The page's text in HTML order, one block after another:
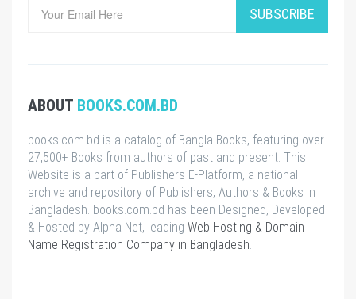
SUBSCRIBE
ABOUT BOOKS.COM.BD
books.com.bd is a catalog of Bangla Books, featuring over
27,500+ Books from authors of past and present. This
Website is a part of Publishers E-Platform, a national
archive and repository of Publishers, Authors & Books in
Bangladesh. books.com.bd has been Designed, Developed
& Hosted by Alpha Net, leading Web Hosting & Domain
Name Registration Company in Bangladesh